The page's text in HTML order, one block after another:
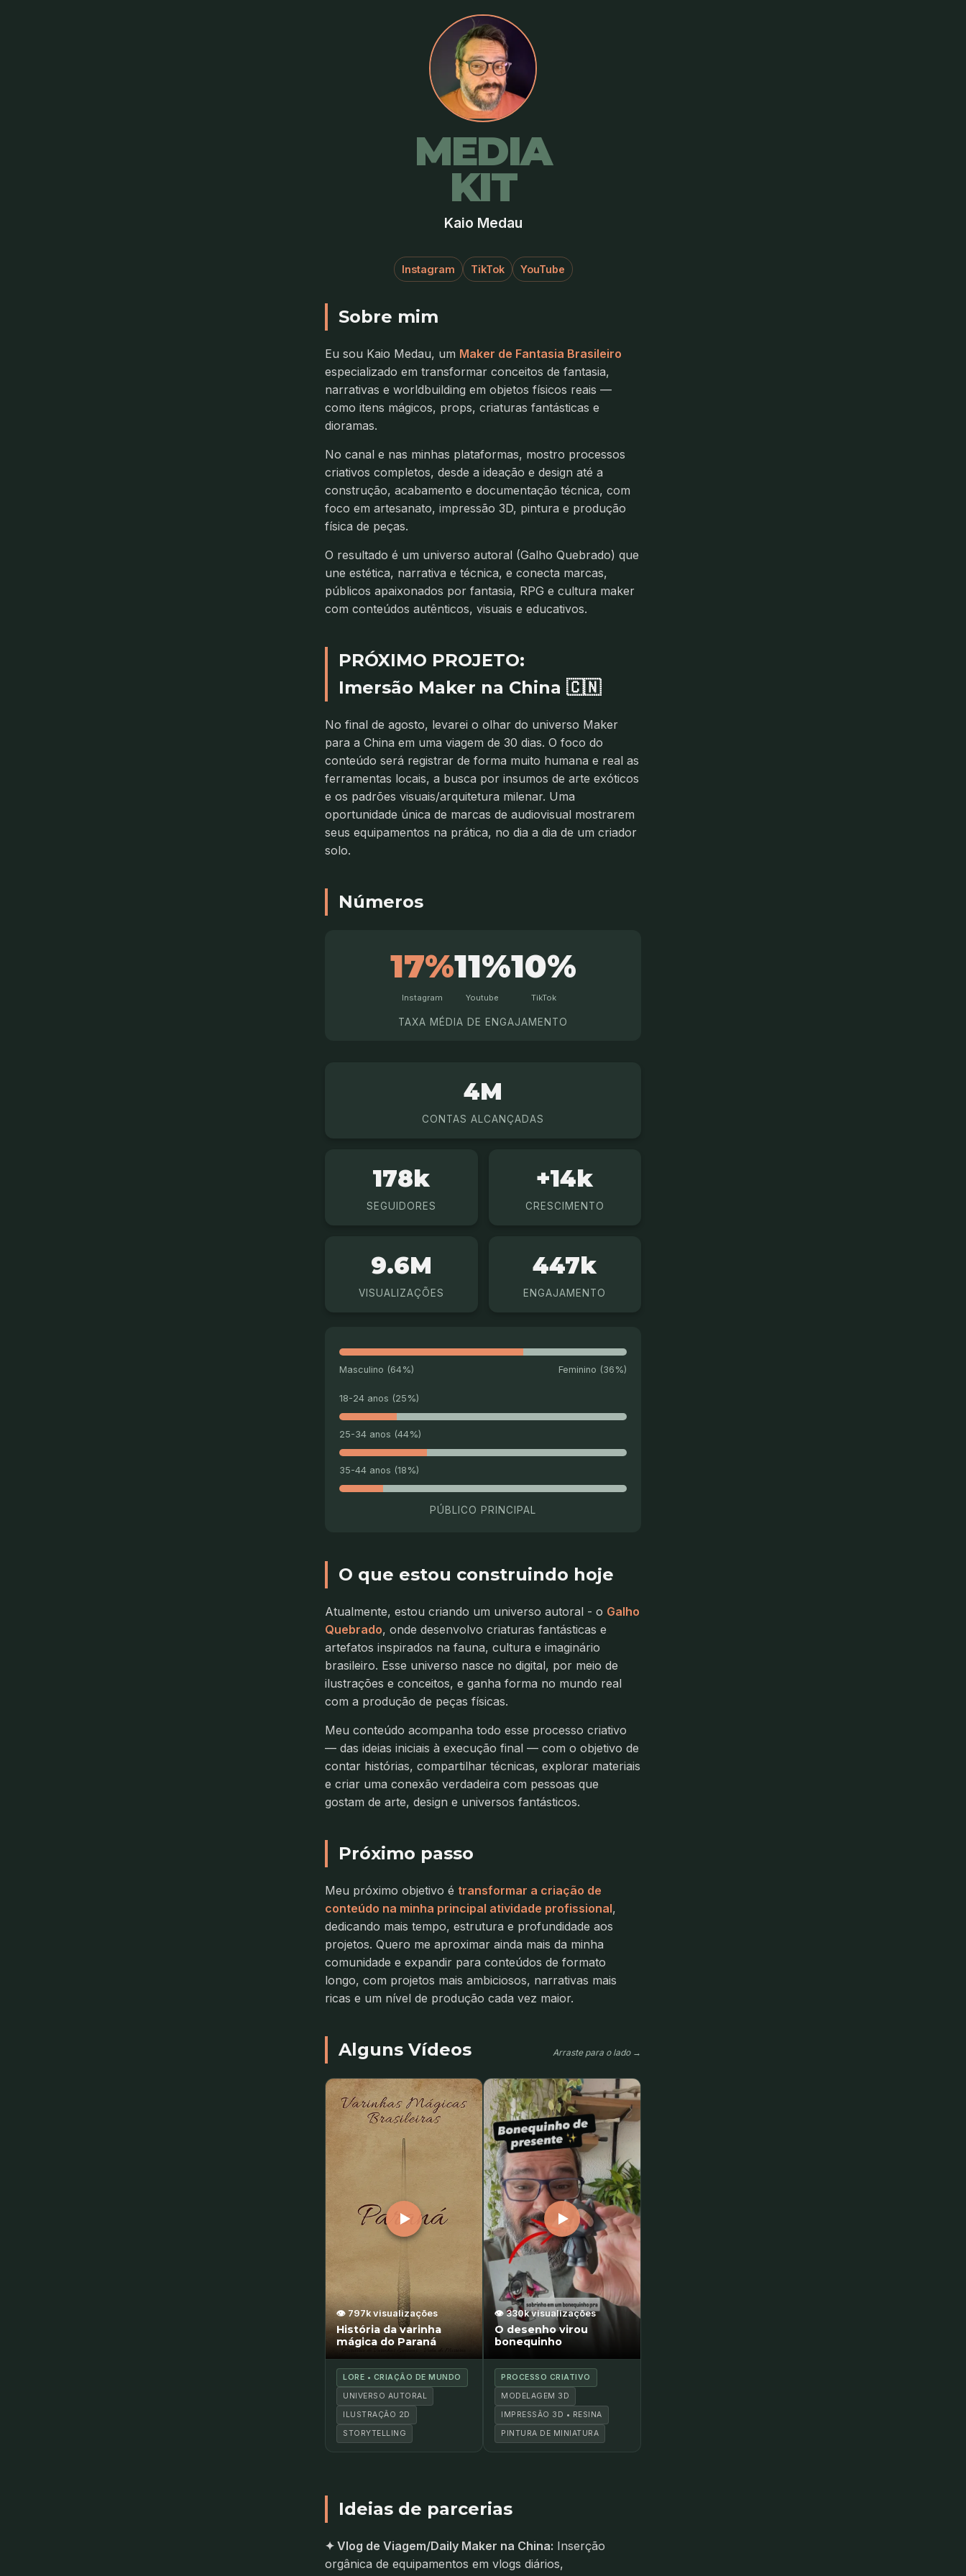
MEDIA
KIT
Kaio Medau
Instagram TikTok YouTube
Sobre mim
Eu sou Kaio Medau, um Maker de Fantasia Brasileiro
especializado em transformar conceitos de fantasia,
narrativas e worldbuilding em objetos físicos reais —
como itens mágicos, props, criaturas fantásticas e
dioramas.
No canal e nas minhas plataformas, mostro processos
criativos completos, desde a ideação e design até a
construção, acabamento e documentação técnica, com
foco em artesanato, impressão 3D, pintura e produção
física de peças.
O resultado é um universo autoral (Galho Quebrado) que
une estética, narrativa e técnica, e conecta marcas,
públicos apaixonados por fantasia, RPG e cultura maker
com conteúdos autênticos, visuais e educativos.
PRÓXIMO PROJETO:
Imersão Maker na China 🇨🇳
No final de agosto, levarei o olhar do universo Maker
para a China em uma viagem de 30 dias. O foco do
conteúdo será registrar de forma muito humana e real as
ferramentas locais, a busca por insumos de arte exóticos
e os padrões visuais/arquitetura milenar. Uma
oportunidade única de marcas de audiovisual mostrarem
seus equipamentos na prática, no dia a dia de um criador
solo.
Números
17%
Instagram
11%
Youtube
10%
TikTok
TAXA MÉDIA DE ENGAJAMENTO
4M
CONTAS ALCANÇADAS
178k
SEGUIDORES
+14k
CRESCIMENTO
9.6M
VISUALIZAÇÕES
447k
ENGAJAMENTO
Masculino (64%) Feminino (36%)
18-24 anos (25%)
25-34 anos (44%)
35-44 anos (18%)
PÚBLICO PRINCIPAL
42% 112k
ENGAJAMENTO REGIONAL (TOP 3)
São Paulo (38%)
Dezembro 2025
Novembro 2025 132k
O que estou construindo hoje
Atualmente, estou criando um universo autoral - o Galho
Quebrado, onde desenvolvo criaturas fantásticas e
artefatos inspirados na fauna, cultura e imaginário
brasileiro. Esse universo nasce no digital, por meio de
ilustrações e conceitos, e ganha forma no mundo real
com a produção de peças físicas.
Meu conteúdo acompanha todo esse processo criativo
— das ideias iniciais à execução final — com o objetivo de
contar histórias, compartilhar técnicas, explorar materiais
e criar uma conexão verdadeira com pessoas que
gostam de arte, design e universos fantásticos.
Próximo passo
Meu próximo objetivo é transformar a criação de
conteúdo na minha principal atividade profissional,
dedicando mais tempo, estrutura e profundidade aos
projetos. Quero me aproximar ainda mais da minha
comunidade e expandir para conteúdos de formato
longo, com projetos mais ambiciosos, narrativas mais
ricas e um nível de produção cada vez maior.
Alguns Vídeos Arraste para o lado →
👁️ 797k visualizações
História da varinha
mágica do Paraná
LORE • CRIAÇÃO DE MUNDO
UNIVERSO AUTORAL
ILUSTRAÇÃO 2D
STORYTELLING
👁️ 330k visualizações
O desenho virou
bonequinho
PROCESSO CRIATIVO
MODELAGEM 3D
IMPRESSÃO 3D • RESINA
PINTURA DE MINIATURA
Ideias de parcerias
✦ Vlog de Viagem/Daily Maker na China: Inserção
orgânica de equipamentos em vlogs diários,